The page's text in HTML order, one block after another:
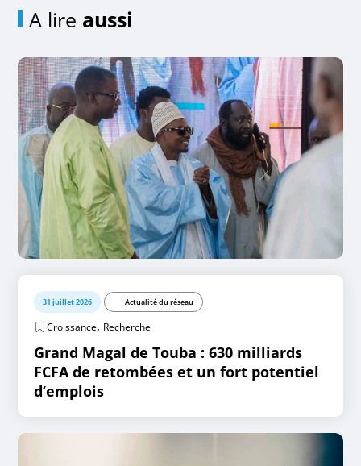
A lire aussi
31 juillet 2026 Actualité du réseau
Croissance, Recherche
Grand Magal de Touba : 630 milliards
FCFA de retombées et un fort potentiel
d’emplois